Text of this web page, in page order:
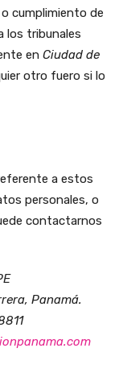
cumplimiento de
los tribunales
en Ciudad de
otro fuero si lo
a estos
personales, o
contactarnos
Panamá.